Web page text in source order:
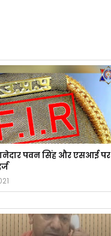
पवन सिंह और एसआई पर